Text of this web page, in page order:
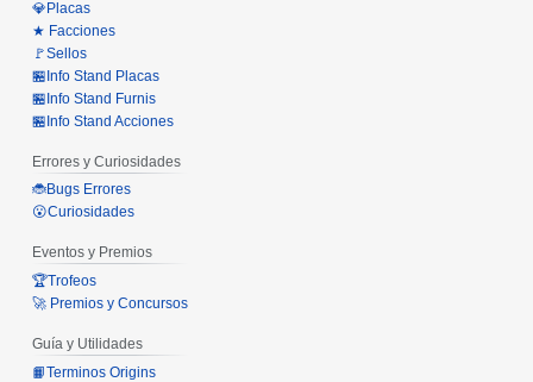
💎Placas
★ Facciones
🚩Sellos
🏪Info Stand Placas
🏪Info Stand Furnis
🏪Info Stand Acciones
Errores y Curiosidades
🐞Bugs Errores
😮Curiosidades
Eventos y Premios
🏆Trofeos
🚀 Premios y Concursos
Guía y Utilidades
📙Terminos Origins